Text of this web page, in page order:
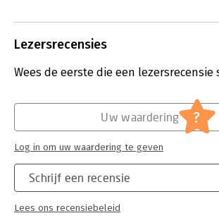
Lezersrecensies
Wees de eerste die een lezersrecensie
Schrijf een recensie
Lees ons recensiebeleid
Uw waardering ?
Log in om uw waardering te geven